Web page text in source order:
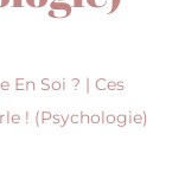
En Soi ? | Ces
! (Psychologie)